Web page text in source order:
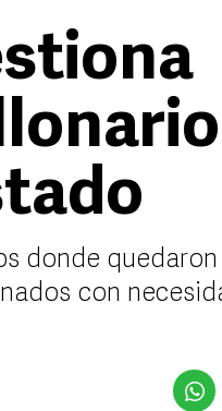
donde quedaron
con